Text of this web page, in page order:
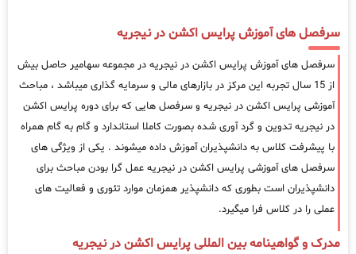
سرفصل های آموزش پرایس اکشن در نیجریه
سرفصل های آموزش پرایس اکشن در نیجریه در مجموعه سهامیر حاصل بیش
از 15 سال تجربه این مرکز در بازارهای مالی و سرمایه گذاری میباشد ، مباحث
آموزشی پرایس اکشن در نیجریه و سرفصل هایی که برای دوره پرایس اکشن
در نیجریه تدوین و گرد آوری شده بصورت کاملا استاندارد و گام به گام همراه
با پیشرفت کلاس به دانشپذیران آموزش داده میشوند . یکی از ویژگی های
سرفصل های آموزشی پرایس اکشن در نیجریه عمل گرا بودن مباحث برای
دانشپذیران است بطوری که دانشپذیر همزمان موارد تئوری و فعالیت های
عملی را در کلاس فرا میگیرد.
مدرک و گواهینامه بین المللی پرایس اکشن در نیجریه